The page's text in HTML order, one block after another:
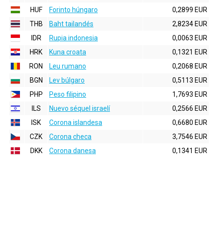
HUF
Forinto húngaro
0,2899 EUR
THB
Baht tailandés
2,8234 EUR
IDR
Rupia indonesia
0,0063 EUR
HRK
Kuna croata
0,1321 EUR
RON
Leu rumano
0,2068 EUR
BGN
Lev búlgaro
0,5113 EUR
PHP
Peso filipino
1,7693 EUR
ILS
Nuevo séquel israelí
0,2566 EUR
ISK
Corona islandesa
0,6680 EUR
CZK
Corona checa
3,7546 EUR
DKK
Corona danesa 0,1341 EUR